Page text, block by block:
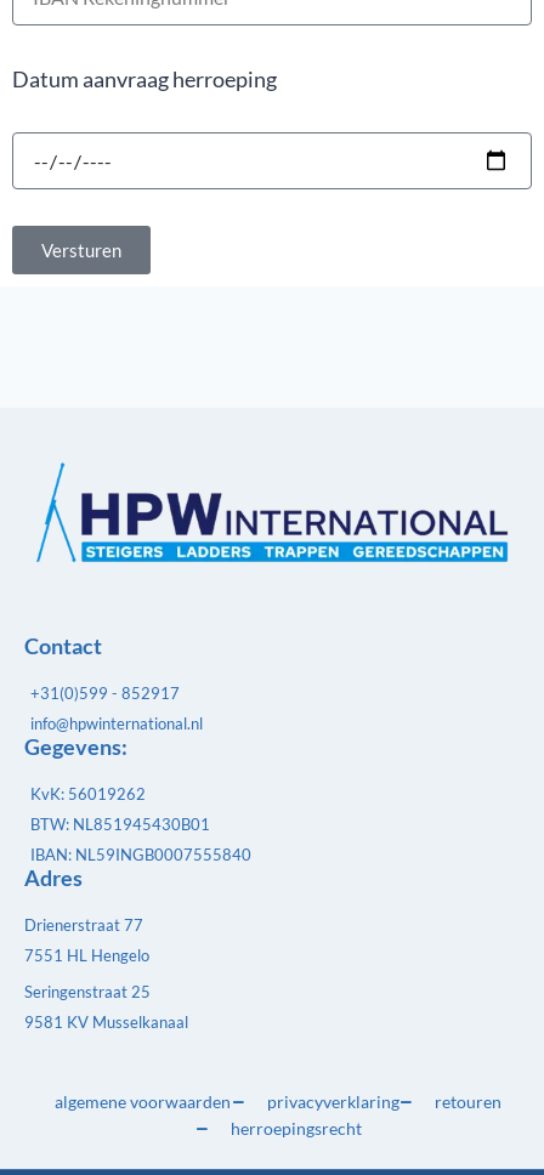
Datum aanvraag herroeping
Versturen
Contact
+31(0)599 - 852917
info@hpwinternational.nl
Gegevens:
KvK: 56019262
BTW: NL851945430B01
IBAN: NL59INGB0007555840
Adres
Drienerstraat 77
7551 HL Hengelo
Seringenstraat 25
9581 KV Musselkanaal
algemene voorwaarden privacyverklaring
retouren
herroepingsrecht